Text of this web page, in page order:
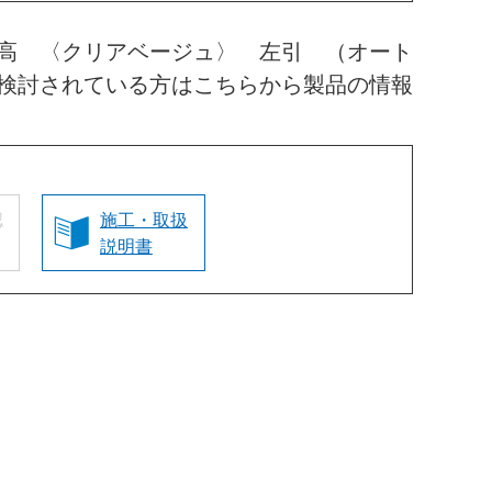
〈クリアベージュ〉 左引 （オート
されている方はこちらから製品の情報
施工・取扱
説明書